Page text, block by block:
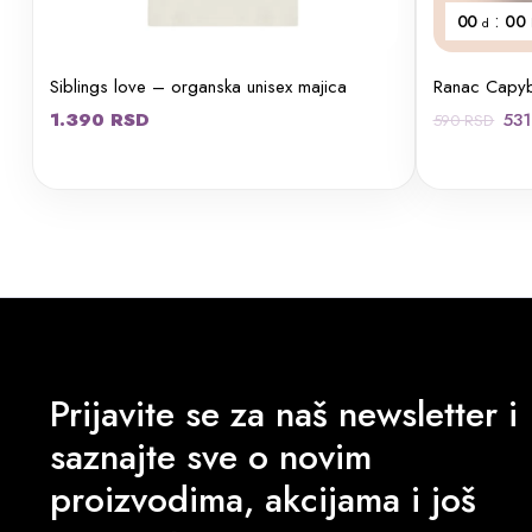
Siblings love – organska unisex majica
1.390 RSD
00 d : 00
Ranac
590RSD 531
Prijavite se za naš newsletter i
saznajte sve o novim
proizvodima, akcijama i još